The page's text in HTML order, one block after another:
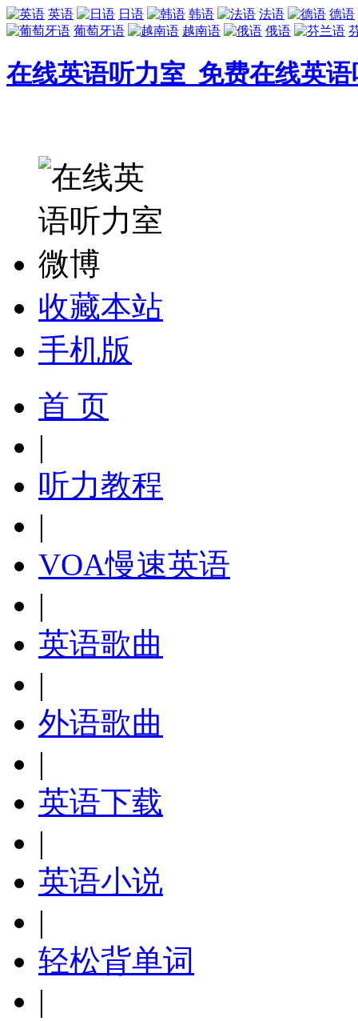
英语 日语 韩语 法语
德语
葡萄牙语
越南语 俄语
在线英语听力室_免费在线英
收藏本站
手机版
首 页
|
听力教程
|
VOA慢速英语
|
英语歌曲
|
外语歌曲
|
英语下载
|
英语小说
|
轻松背单词
|